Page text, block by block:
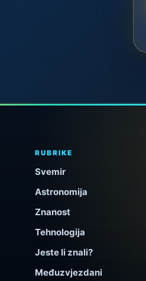
RUBRIKE
Svemir
Astronomija
Znanost
Tehnologija
Jeste li znali?
Međuzvjezdani